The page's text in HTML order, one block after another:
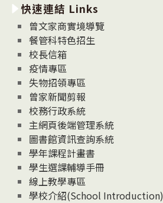
消
息
News
快速連結 Links
曾文家商實境導覽
餐管科特色招生
校長信箱
疫情專區
失物招領專區
曾家新聞剪報
校務行政系統
主網頁後端管理系統
圖書館資訊查詢系統
學年課程計畫書
學生選課輔導手冊
線上教學專區
學校介紹(School Introduction)